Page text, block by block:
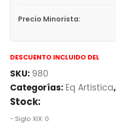
Precio Minorista:
DESCUENTO INCLUIDO DEL
SKU: 980
Categorías: Eq Artistica,
Stock:
- Siglo XIX: 0